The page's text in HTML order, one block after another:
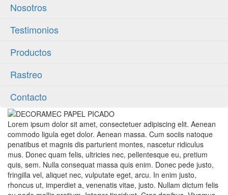
Nosotros
Testimonios
Productos
Rastreo
Contacto
Lorem ipsum dolor sit amet, consectetuer adipiscing elit. Aenean
commodo ligula eget dolor. Aenean massa. Cum sociis natoque
penatibus et magnis dis parturient montes, nascetur ridiculus
mus. Donec quam felis, ultricies nec, pellentesque eu, pretium
quis, sem. Nulla consequat massa quis enim. Donec pede justo,
fringilla vel, aliquet nec, vulputate eget, arcu. In enim justo,
rhoncus ut, imperdiet a, venenatis vitae, justo. Nullam dictum felis